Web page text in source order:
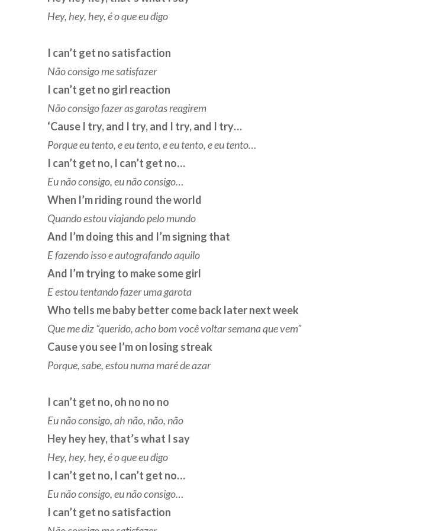
Hey, hey, hey, é o que eu digo
I can’t get no satisfaction
Não consigo me satisfazer
I can’t get no girl reaction
Não consigo fazer as garotas reagirem
‘Cause I try, and I try, and I try, and I try…
Porque eu tento, e eu tento, e eu tento, e eu tento…
I can’t get no, I can’t get no…
Eu não consigo, eu não consigo…
When I’m riding round the world
Quando estou viajando pelo mundo
And I’m doing this and I’m signing that
E fazendo isso e autografando aquilo
And I’m trying to make some girl
E estou tentando fazer uma garota
Who tells me baby better come back later next week
Que me diz “querido, acho bom você voltar semana que vem”
Cause you see I’m on losing streak
Porque, sabe, estou numa maré de azar
I can’t get no, oh no no no
Eu não consigo, ah não, não, não
Hey hey hey, that’s what I say
Hey, hey, hey, é o que eu digo
I can’t get no, I can’t get no…
Eu não consigo, eu não consigo…
I can’t get no satisfaction